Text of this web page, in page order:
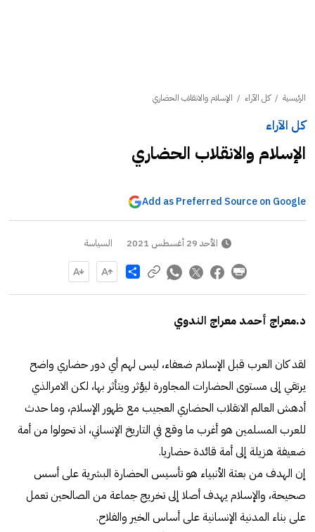
الرئيسية /كل الآراء / الإسلام والانقلاب الحضاري
كل الآراء
الإسلام والانقلاب الحضاري
Add as Preferred Source on Google
الأحد 29 أغسطس 2021 السياسة
Share
د.معراج أحمد معراج الندوي
لقد كان العرب قبل الإسلام ضعفاء، ليس لهم أي دور حضاري واضح
يرتقي إلى مستوى الحضارات المجاورة ليؤثر ويتأثر بها، لكن الامرالذي
أدهش العالم الانقلاب الحضاري العجيب مع ظهور الإسلام، وما حدث
للعرب المسلمين هو أغرب ما وقع في التاريخ الإنساني، اذ تحولوا من أمة
ضعيفة هزيلة إلى أمة قائدة حضاريا.
إن الهدف من بعثة الأنبياء هو تأسيس الحضارة البشرية على أسس
صحيحة، والإسلام يهدف أصلا إلى تخريج جماعة من الصالحين تعمل
على بناء المدنية الإنسانية على أساس الخير والفلاح.